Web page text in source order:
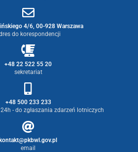
4/6, 00-928 Warszawa
do korespondencji
+48 22 522 55 20
sekretariat
+48 500 233 233
- do zgłaszania zdarzeń lotniczych
email